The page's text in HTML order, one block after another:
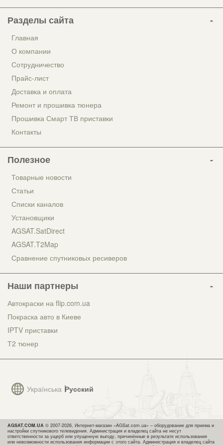
Українська Русский
Разделы сайта
Главная
О компании
Сотрудничество
Прайс-лист
Доставка и оплата
Ремонт и прошивка тюнера
Прошивка Смарт ТВ приставки
Контакты
Полезное
Товарные новости
Статьи
Списки каналов
Установщики
AGSAT.SatDirect
AGSAT.T2Map
Сравнение спутниковых ресиверов
Наши партнеры
Автокраски на flip.com.ua
Покраска авто в Киеве
IPTV приставки
Т2 тюнер
AGSAT.COM.UA © 2007-2026, Интернет-магазин «AGSat.com.ua» – оборудование для приема и
настройки спутникового телевидения. Администрация и владелец сайта не несут
ответственности за ущерб или упущенную выгоду, причинённые в результате использования
или невозможности использования информации с этого сайта. Администрация и владелец сайта